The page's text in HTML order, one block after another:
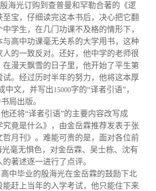
海光订购到查普曼和罕勒合著的《逻
至宝，仔细读完这本书后，决心把它翻
学生，在几门功课不及格的情形下，
与高中功课毫无关系的大学用书，这种
人的一致反对。还好，他中学的老师很
在漫天飘雪的日子里，他开始了平生第
试。经过历时半年的努力，他将这本厚
中文，并写出15000字的“译者引语”，
局出版。
还将“译者引语”的主要内容改写成
究竟是什么》，由金岳霖推荐发表于张
哲月刊》。难能可贵的是，面对各位前
光毫无惧色，对金岳霖、吴士栋、沈有
著述逐一进行了点评。
中毕业的殷海光在金岳霖的鼓励下北
能赶上当年的入学考试，他只能住下来